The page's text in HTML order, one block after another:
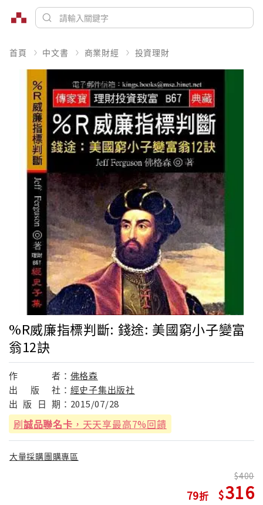
首頁 中文書 商業財經 投資理財
%R威廉指標判斷: 錢途: 美國窮小子變富
翁12訣
作 者： 佛格森
出
版 社： 經史子集出版社
出 版 日 期： 2015/07/28
刷誠品聯名卡 ，天天享最高7%回饋
大量採購團購專區
79
400
316